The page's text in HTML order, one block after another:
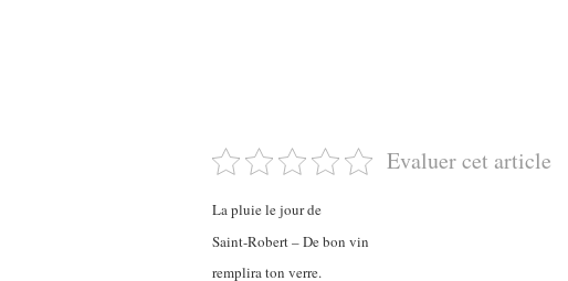
Evaluer cet article
La pluie le jour de
Saint-Robert – De bon vin
remplira ton verre.